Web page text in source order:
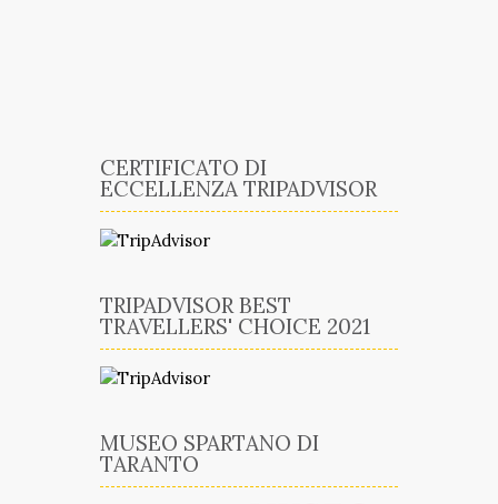
CERTIFICATO DI
ECCELLENZA TRIPADVISOR
TRIPADVISOR BEST
TRAVELLERS' CHOICE 2021
MUSEO SPARTANO DI
TARANTO